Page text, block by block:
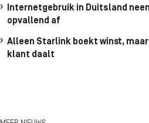
Internetgebruik in Duitsland
opvallend af
Alleen Starlink boekt winst,
klant daalt